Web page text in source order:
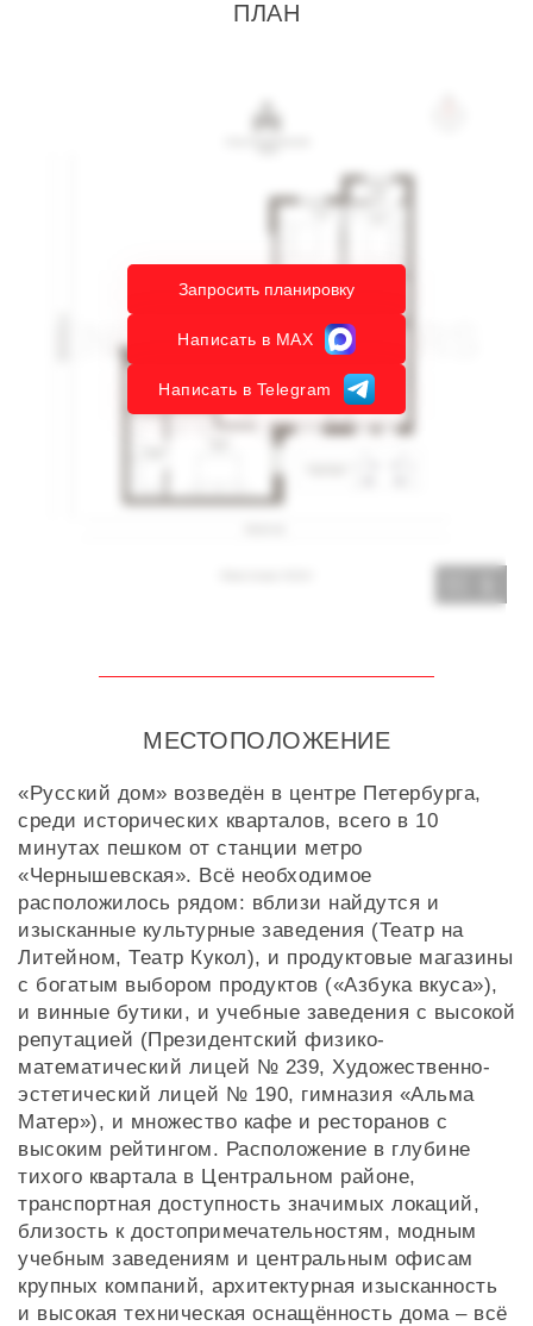
ПЛАН
Запросить планировку
Написать в MAX
Написать в Telegram
МЕСТОПОЛОЖЕНИЕ
«Русский дом» возведён в центре Петербурга,
среди исторических кварталов, всего в 10
минутах пешком от станции метро
«Чернышевская». Всё необходимое
расположилось рядом: вблизи найдутся и
изысканные культурные заведения (Театр на
Литейном, Театр Кукол), и продуктовые магазины
с богатым выбором продуктов («Азбука вкуса»),
и винные бутики, и учебные заведения с высокой
репутацией (Президентский физико-
математический лицей № 239, Художественно-
эстетический лицей № 190, гимназия «Альма
Матер»), и множество кафе и ресторанов с
высоким рейтингом. Расположение в глубине
тихого квартала в Центральном районе,
транспортная доступность значимых локаций,
близость к достопримечательностям, модным
учебным заведениям и центральным офисам
крупных компаний, архитектурная изысканность
и высокая техническая оснащённость дома – всё